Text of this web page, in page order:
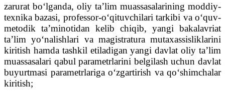
zarurat bo‘lganda, oliy ta’lim muassasalarining moddiy-
texnika bazasi, professor-o‘qituvchilari tarkibi va o‘quv-
metodik ta’minotidan kelib chiqib, yangi bakalavriat
ta’lim yo‘nalishlari va magistratura mutaxassisliklarini
kiritish hamda tashkil etiladigan yangi davlat oliy ta’lim
muassasalari qabul parametrlarini belgilash uchun davlat
buyurtmasi parametrlariga o‘zgartirish va qo‘shimchalar
kiritish;